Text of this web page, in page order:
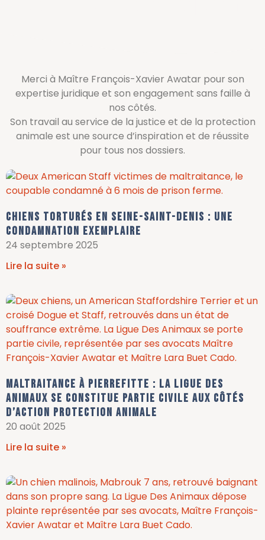
Merci à Maître François-Xavier Awatar pour son
expertise juridique et son engagement sans faille à
nos côtés.
Son travail au service de la justice et de la protection
animale est une source d’inspiration et de réussite
pour tous nos dossiers.
Chiens torturés en Seine-Saint-Denis : une
condamnation exemplaire
24 septembre 2025
Lire la suite »
Maltraitance à Pierrefitte : La Ligue Des
Animaux se constitue partie civile aux côtés
d’Action Protection Animale
20 août 2025
Lire la suite »